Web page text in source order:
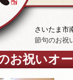
さいたま市
節句のお祝
お祝いオ